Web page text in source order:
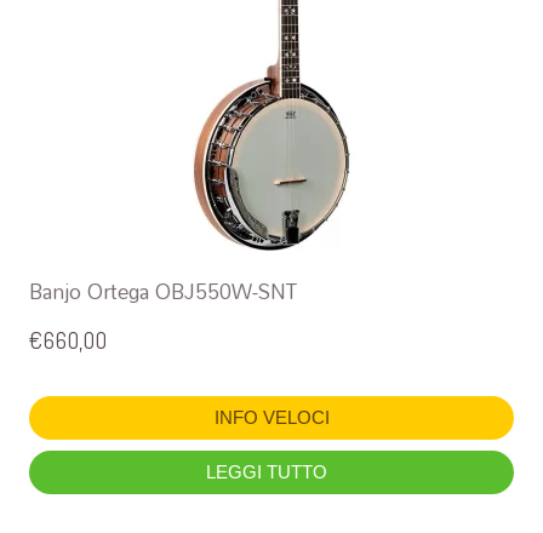
Banjo Ortega OBJ550W-SNT
€660,00
INFO VELOCI
LEGGI TUTTO